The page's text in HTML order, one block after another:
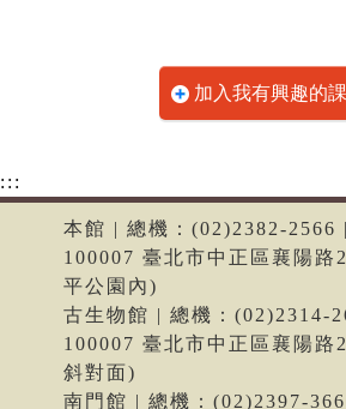
加入我有興趣的
:::
本館 | 總機：(02)2382-2566 |
100007 臺北市中正區襄陽路
平公園內)
古生物館 | 總機：(02)2314-
100007 臺北市中正區襄陽路
斜對面)
南門館 | 總機：(02)2397-